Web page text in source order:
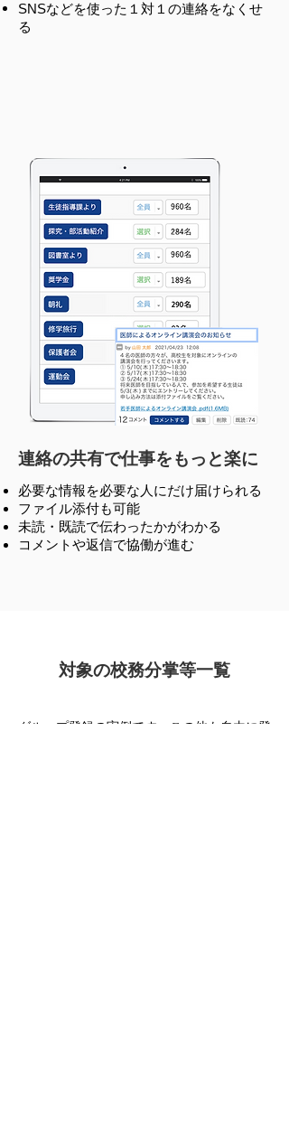
SNSなどを使った１対１の連絡をなくせ
る
連絡の共有で仕事をもっと楽に
必要な情報を必要な人にだけ届けられる
ファイル添付も可能
未読・既読で伝わったかがわかる
コメントや返信で協働が進む
対象の校務分掌等一覧
グループ登録の実例です。この他も自由に登